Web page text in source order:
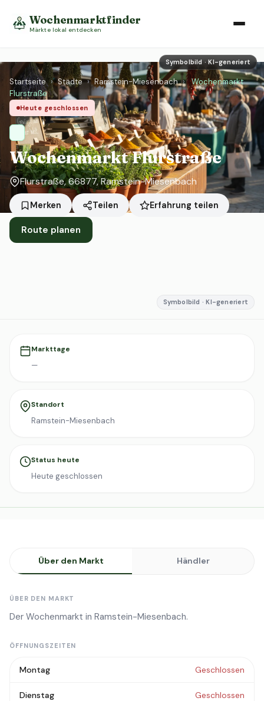
Wochenmarktfinder
Märkte lokal entdecken
Symbolbild · KI-generiert
Startseite › Städte › Ramstein-Miesenbach ›
Wochenmarkt
Flurstraße
Heute geschlossen
Wochenmarkt Flurstraße
Flurstraße, 66877, Ramstein-Miesenbach
Merken Teilen Erfahrung teilen
Route planen
Symbolbild · KI-generiert
Markttage
—
Standort
Ramstein-Miesenbach
Status heute
Heute geschlossen
Über den Markt Händler
ÜBER DEN MARKT
Der Wochenmarkt in Ramstein-Miesenbach.
ÖFFNUNGSZEITEN
Montag Geschlossen
Dienstag Geschlossen